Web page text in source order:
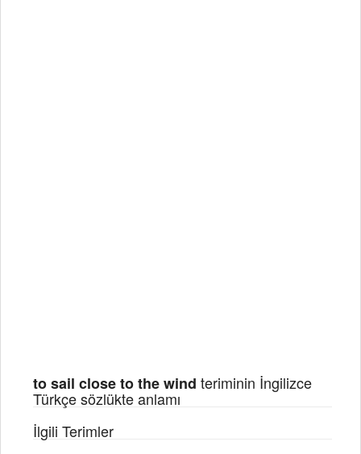
to sail close to the wind teriminin İngilizce
Türkçe sözlükte anlamı
İlgili Terimler